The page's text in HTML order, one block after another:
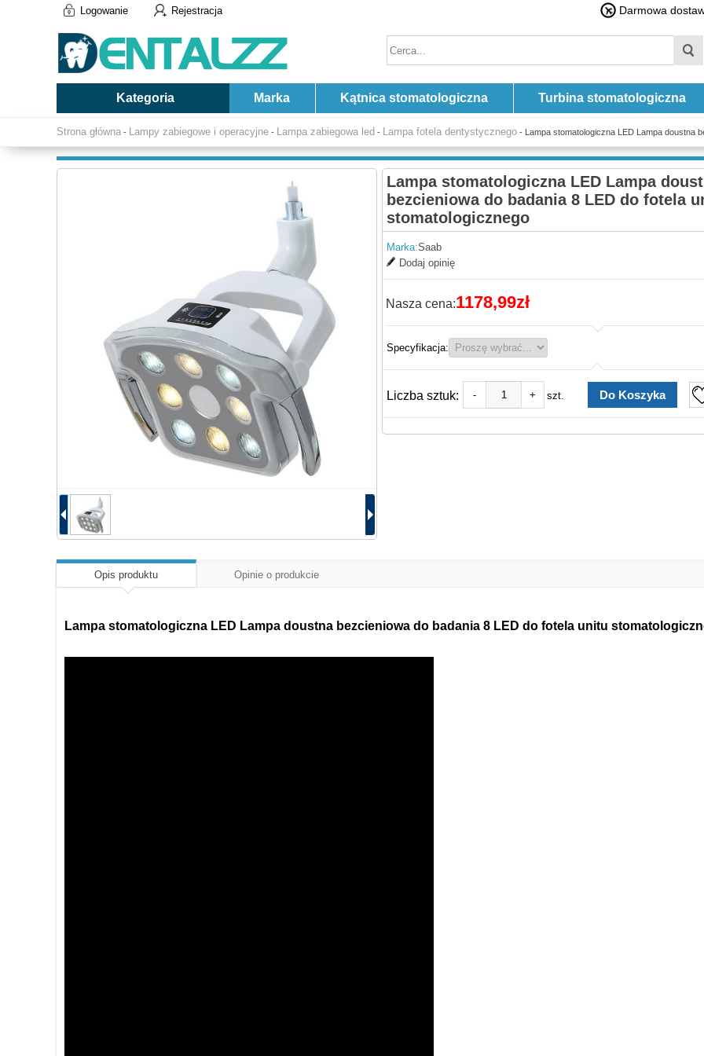
Logowanie Rejestracja Darmowa
Kategoria Marka Kątnica stomatologiczna Turbina stomatologiczna
Strona główna - Lampy zabiegowe i operacyjne - Lampa zabiegowa led - Lampa fotela dentystycznego - Lampa stomatologiczna LED Lampa doustna
Lampa stomatologiczna LED Lampa
bezcieniowa do badania 8 LED do fotela
stomatologicznego
Marka:Saab
Dodaj opinię
Nasza cena:1178,99zł
Specyfikacja:
Liczba sztuk: - + szt.
Opis produktu Opinie o produkcie
Lampa stomatologiczna LED Lampa doustna bezcieniowa do badania 8 LED do fotela unitu